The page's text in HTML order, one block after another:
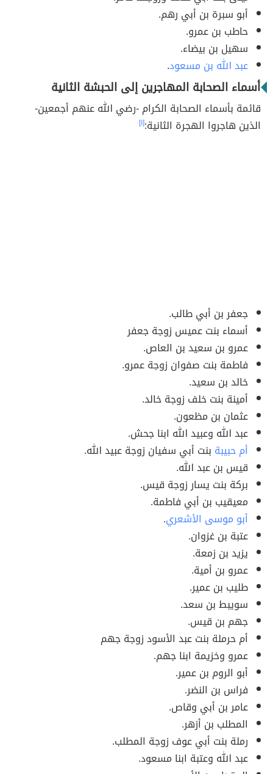
أبو سبرة بن أبي رهم.
حاطب بن عمرو.
سهيل بن بيضاء.
عبد الله بن مسعود.
أسماء الصحابة المهاجرين إلى الحبشة الثانية
قائمة بأسماء الصحابة الكرام -رضي الله عنهم أجمعين-
الذين هاجروا الهجرة الثانية:[١]
جعفر بن أبي طالب.
أسماء بنت عميس زوجة جعفر
عمرو بن سعيد بن العاص.
فاطمة بنت صفوان زوجة عمرو.
خالد بن سعيد.
أمينة بنت خلف زوجة خالد.
عثمان بن مظعون.
عبد الله وعبيد الله ابنا جحش.
أم حبيبة بنت أبي سفيان زوجة عبيد الله.
قيس بن عبد الله.
بركة بنت يسار زوجة قيس.
معيقيب بن أبي فاطمة.
أبو موسى الأشعري.
عتبة بن غزوان.
يزيد بن زمعة.
عمرو بن أمية.
طليب بن عمير.
سويبط بن سعد.
جهم بن قيس.
أم حرملة بنت عبد الأسود زوجة جهم
عمرو وخزيمة ابنا جهم.
أبو الروم بن عمير.
فراس بن النضر.
عامر بن أبي وقاص.
المطلب بن أزهر.
رملة بنت أبي عوف زوجة المطلب.
عبد الله وعتبة ابنا مسعود.